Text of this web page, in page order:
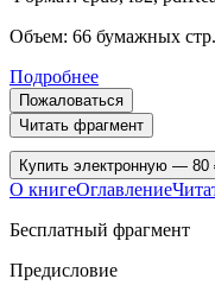
Объем: 66 бумажных стр.
Подробнее
Пожаловаться
Читать фрагмент
Купить электронную — 80
О книгеОглавление
Бесплатный фрагмент
Предисловие